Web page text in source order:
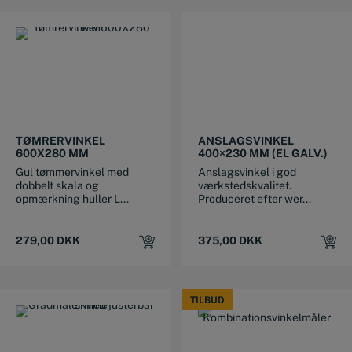
TØMRERVINKEL
600X280 MM
Gul tømmervinkel med
dobbelt skala og
opmærkning huller L...
279,00 DKK
ANSLAGSVINKEL
400×230 MM (EL GALV.)
Anslagsvinkel i god
værkstedskvalitet.
Produceret efter wer...
375,00 DKK
TILBUD
TILBUD